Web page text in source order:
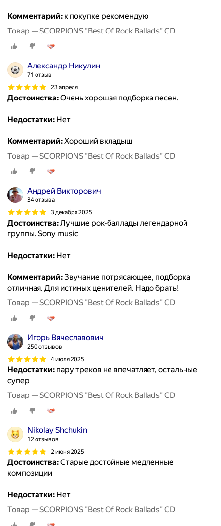
Комментарий: к покупке рекомендую
Товар — SCORPIONS "Best Of Rock Ballads" CD
Александр Никулин
71 отзыв
23 апреля
Достоинства:Очень хорошая подборка песен.
Недостатки: Нет
Комментарий:Хороший вкладыш
Товар — SCORPIONS "Best Of Rock Ballads" CD
Андрей Викторович
34 отзыва
3 декабря 2025
Достоинства:Лучшие рок-баллады легендарной
группы. Sony music
Недостатки: Нет
Комментарий:Звучание потрясающее, подборка
отличная. Для истиных ценителей. Надо брать!
Товар — SCORPIONS "Best Of Rock Ballads" CD
Игорь Вячеславович
250 отзывов
4 июля 2025
Недостатки: пару треков не впечатляет, остальные
супер
Товар — SCORPIONS "Best Of Rock Ballads" CD
Nikolay Shchukin
12 отзывов
2 июня 2025
Достоинства:Старые достойные медленные
композиции
Недостатки: Нет
Товар — SCORPIONS "Best Of Rock Ballads" CD